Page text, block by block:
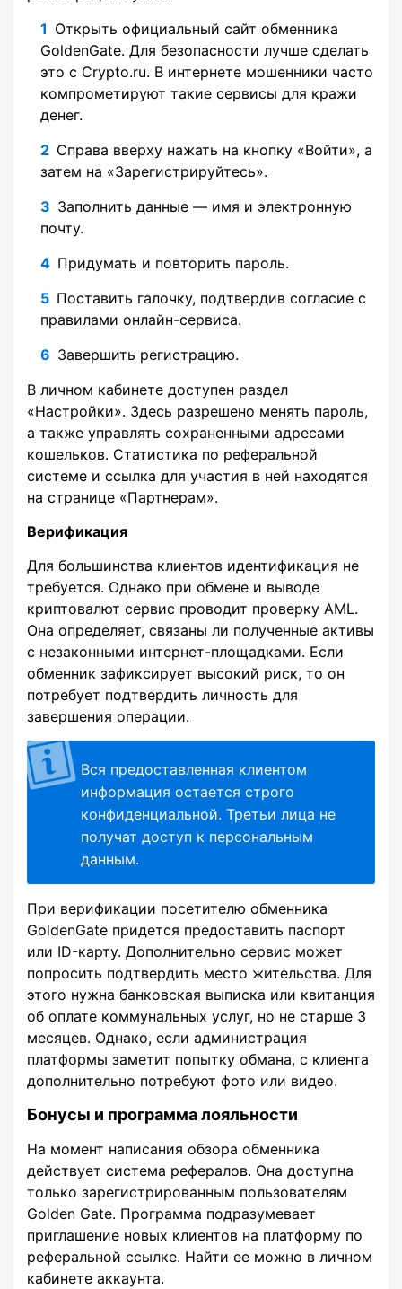
Открыть официальный сайт обменника
GoldenGate. Для безопасности лучше сделать
это с Crypto.ru. В интернете мошенники часто
компрометируют такие сервисы для кражи
денег.
Справа вверху нажать на кнопку «Войти», а
затем на «Зарегистрируйтесь».
Заполнить данные — имя и электронную
почту.
Придумать и повторить пароль.
Поставить галочку, подтвердив согласие с
правилами онлайн-сервиса.
Завершить регистрацию.
В личном кабинете доступен раздел
«Настройки». Здесь разрешено менять пароль,
а также управлять сохраненными адресами
кошельков. Статистика по реферальной
системе и ссылка для участия в ней находятся
на странице «Партнерам».
Верификация
Для большинства клиентов идентификация не
требуется. Однако при обмене и выводе
криптовалют сервис проводит проверку AML.
Она определяет, связаны ли полученные активы
с незаконными интернет-площадками. Если
обменник зафиксирует высокий риск, то он
потребует подтвердить личность для
завершения операции.
Вся предоставленная клиентом
информация остается строго
конфиденциальной. Третьи лица не
получат доступ к персональным
данным.
При верификации посетителю обменника
GoldenGate придется предоставить паспорт
или ID-карту. Дополнительно сервис может
попросить подтвердить место жительства. Для
этого нужна банковская выписка или квитанция
об оплате коммунальных услуг, но не старше 3
месяцев. Однако, если администрация
платформы заметит попытку обмана, с клиента
дополнительно потребуют фото или видео.
Бонусы и программа лояльности
На момент написания обзора обменника
действует система рефералов. Она доступна
только зарегистрированным пользователям
Golden Gate. Программа подразумевает
приглашение новых клиентов на платформу по
реферальной ссылке. Найти ее можно в личном
кабинете аккаунта.